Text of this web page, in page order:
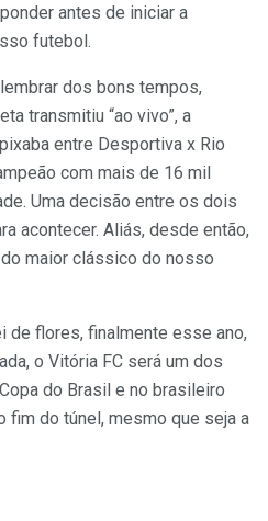
antes de iniciar a
futebol.
dos bons tempos,
transmitiu “ao vivo”, a
entre Desportiva x Rio
com mais de 16 mil
Uma decisão entre os dois
acontecer. Aliás, desde então,
maior clássico do nosso
de flores, finalmente esse ano,
o Vitória FC será um dos
do Brasil e no brasileiro
fim do túnel, mesmo que seja a